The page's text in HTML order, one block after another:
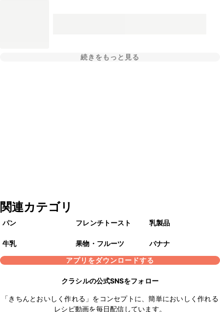
続きをもっと見る
関連カテゴリ
パン フレンチトースト 乳製品
牛乳 果物・フルーツ
バナナ
アプリをダウンロードする
クラシルの公式SNSをフォロー
「きちんとおいしく作れる」をコンセプトに、簡単においしく作れる
レシピ動画を毎日配信しています。